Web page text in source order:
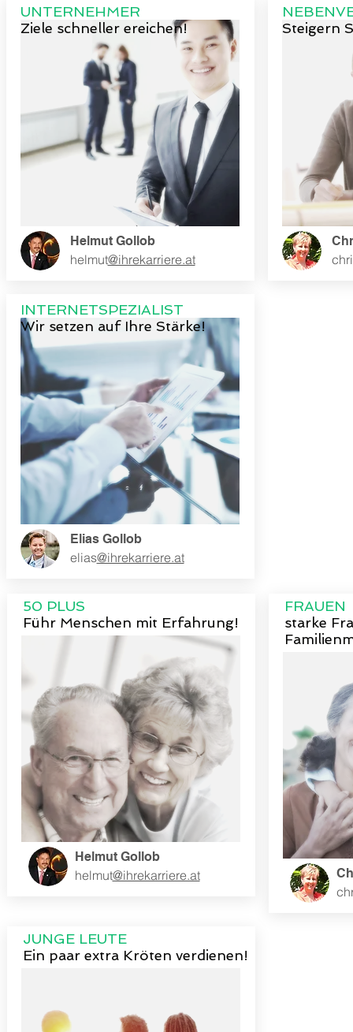
UNTERNEHMER
Ziele schneller ereichen!
helmut@ihrekarriere.at
Helmut Gollob
Steigern
INTERNETSPEZIALIST
Wir setzen auf Ihre Stärke!
elias@ihrekarriere.at
Elias Gollob
50 PLUS
Führ Menschen mit Erfahrung!
helmut@ihrekarriere.at
Helmut Gollob
FRAUEN
starke
JUNGE LEUTE
Ein paar extra Kröten verdienen!